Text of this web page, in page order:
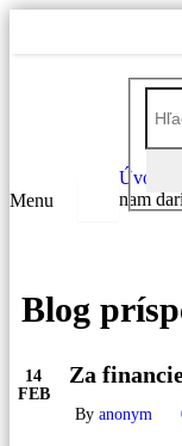
Menu
Úvod
nam
Blog
14
FEB
Za
By anonym